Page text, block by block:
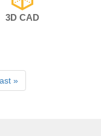
3D CAD
»